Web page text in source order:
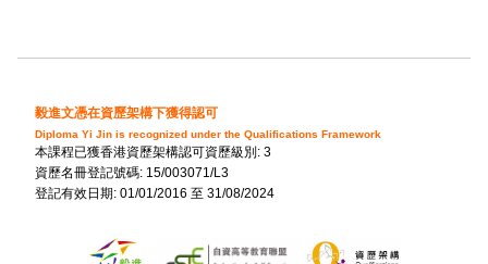
毅進文憑在資歷架構下獲得認可
Diploma Yi Jin is recognized under the Qualifications Framework
本課程已獲香港資歷架構認可資歷級別: 3
資歷名冊登記號碼: 15/003071/L3
登記有效日期: 01/01/2016 至 31/08/2024